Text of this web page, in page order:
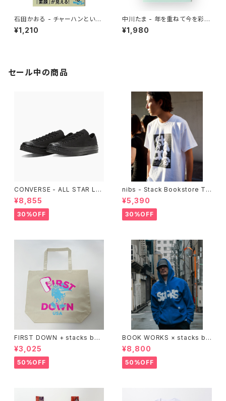
石田かおる - チャーハンという
迷宮 なぜ国民食になったのか
¥1,210
中川たま - 年を重ねて今を彩る
暦の手仕事
¥1,980
セール中の商品
CONVERSE - ALL STAR LG
CY OX （ALL BLACK)
¥8,855
30%OFF
nibs - Stack Bookstore Te
e
¥5,390
30%OFF
FIRST DOWN + stacks boo
kstore BIG TOTE
¥3,025
50%OFF
BOOK WORKS × stacks bo
okstore "Jimbocho Beat Li
brary zip up hood"
¥8,800
50%OFF